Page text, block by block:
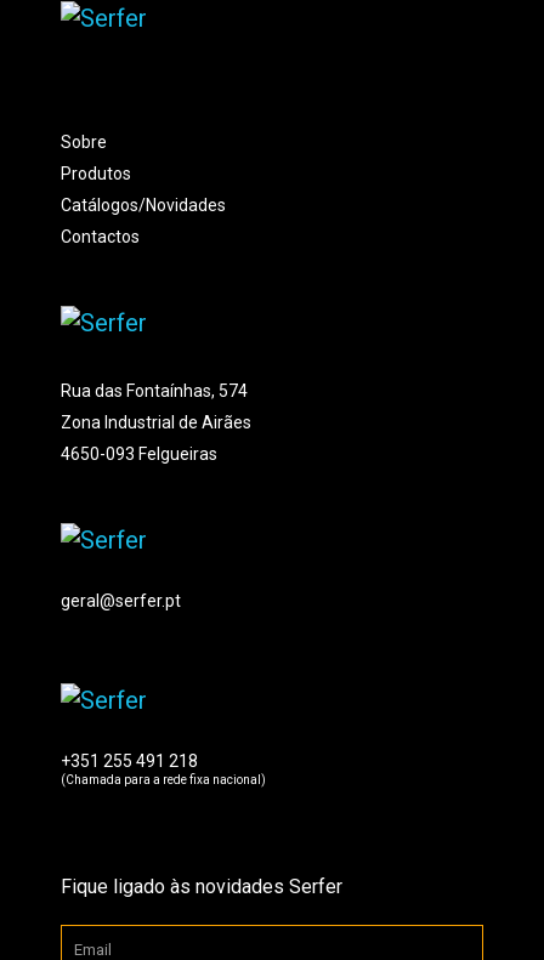
Sobre
Produtos
Catálogos/Novidades
Contactos
Rua das Fontaínhas, 574
Zona Industrial de Airães
4650-093 Felgueiras
geral@serfer.pt
+351 255 491 218
(Chamada para a rede fixa nacional)
Fique ligado às novidades Serfer